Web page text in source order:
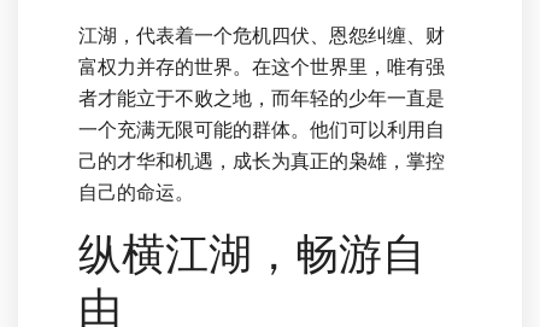
江湖，代表着一个危机四伏、恩怨纠缠、财
富权力并存的世界。在这个世界里，唯有强
者才能立于不败之地，而年轻的少年一直是
一个充满无限可能的群体。他们可以利用自
己的才华和机遇，成长为真正的枭雄，掌控
自己的命运。
纵横江湖，畅游自
由